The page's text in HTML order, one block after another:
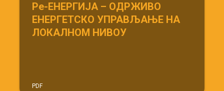
Ре-ЕНЕРГИЈА – ОДРЖИВО
ЕНЕРГЕТСКО УПРАВЉАЊЕ НА
ЛОКАЛНОМ НИВОУ
PDF